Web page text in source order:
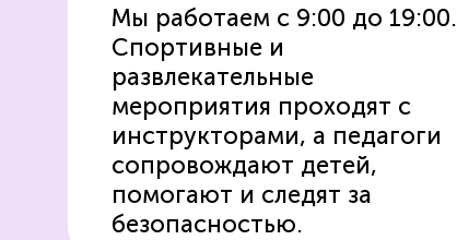
Мы работаем с 9:00 до 19:00.
Спортивные и
развлекательные
мероприятия проходят с
инструкторами, а педагоги
сопровождают детей,
помогают и следят за
безопасностью.